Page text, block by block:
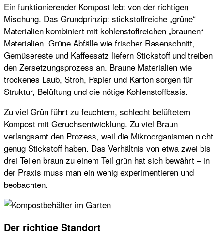
Ein funktionierender Kompost lebt von der richtigen
Mischung. Das Grundprinzip: stickstoffreiche „grüne“
Materialien kombiniert mit kohlenstoffreichen „braunen“
Materialien. Grüne Abfälle wie frischer Rasenschnitt,
Gemüsereste und Kaffeesatz liefern Stickstoff und treiben
den Zersetzungsprozess an. Braune Materialien wie
trockenes Laub, Stroh, Papier und Karton sorgen für
Struktur, Belüftung und die nötige Kohlenstoffbasis.
Zu viel Grün führt zu feuchtem, schlecht belüftetem
Kompost mit Geruchsentwicklung. Zu viel Braun
verlangsamt den Prozess, weil die Mikroorganismen nicht
genug Stickstoff haben. Das Verhältnis von etwa zwei bis
drei Teilen braun zu einem Teil grün hat sich bewährt – in
der Praxis muss man ein wenig experimentieren und
beobachten.
Der richtige Standort